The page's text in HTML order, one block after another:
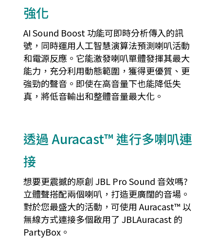
強化
AI Sound Boost 功能可即時分析傳入的訊
號，同時運用人工智慧演算法預測喇叭活動
和電源反應。它能激發喇叭單體發揮其最大
能力，充分利用動態範圍，獲得更優質、更
強勁的聲音。即使在高音量下也能降低失
真，將低音輸出和整體音量最大化。
透過 Auracast™ 進行多喇叭連
接
想要更震撼的原創 JBL Pro Sound 音效嗎?
立體聲搭配兩個喇叭，打造更廣闊的音場。
對於您最盛大的活動，可使用 Auracast™ 以
無線方式連接多個啟用了 JBLAuracast 的
PartyBox。